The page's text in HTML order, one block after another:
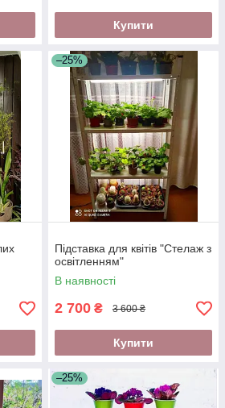
Купити
–25%
Підставка для квітів "Стелаж з
освітленням"
В наявності
2 700 ₴ 3 600 ₴
Купити
–25%